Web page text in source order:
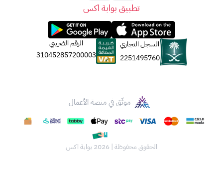
تطبيق بوابة اكس
السجل التجاري
2251495760
الرقم الضريبي
310452857200003
موثّق في منصة الأعمال
الحقوق محفوظة | 2026 بوابة اكس